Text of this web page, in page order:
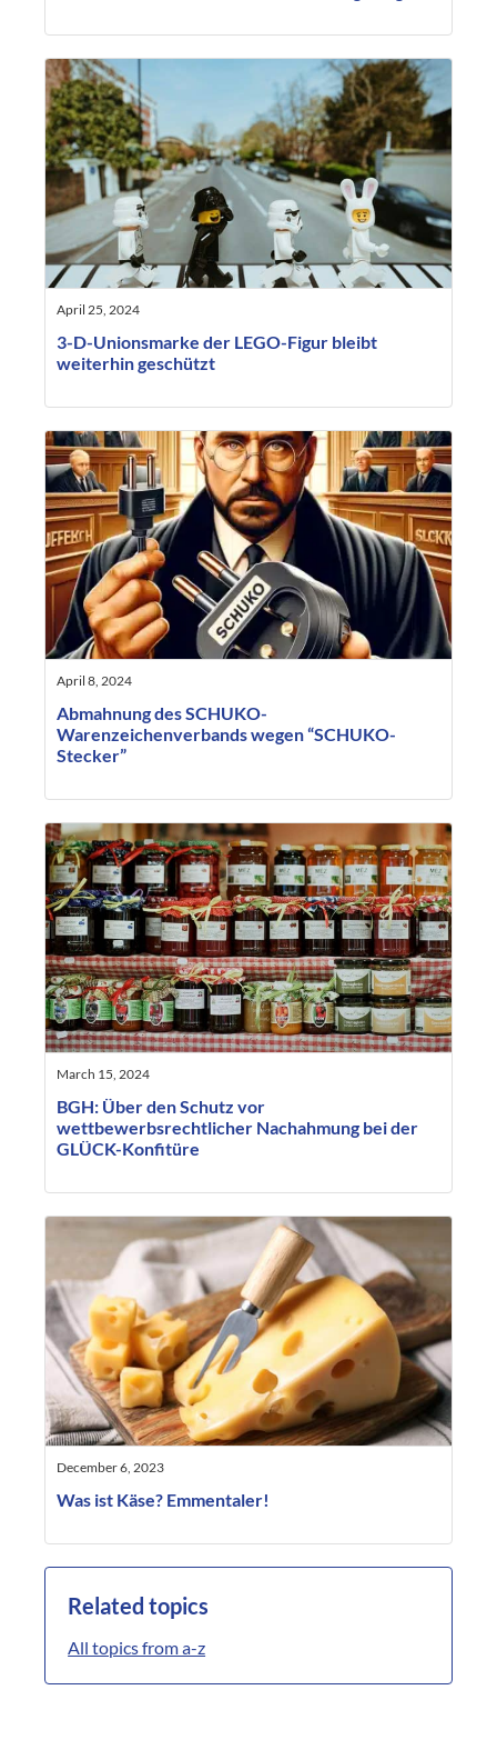
April 25, 2024
3-D-Unionsmarke der LEGO-Figur bleibt
weiterhin geschützt
April 8, 2024
Abmahnung des SCHUKO-
Warenzeichenverbands wegen “SCHUKO-
Stecker”
March 15, 2024
BGH: Über den Schutz vor
wettbewerbsrechtlicher Nachahmung bei der
GLÜCK-Konfitüre
December 6, 2023
Was ist Käse? Emmentaler!
Related topics
All topics from a-z